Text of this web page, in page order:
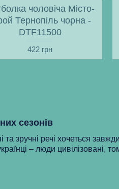
чоловіча Місто-
Тернопіль чорна -
DTF11500
422 грн
сезонів
та зручні речі хочеться
– люди цивілізовані,